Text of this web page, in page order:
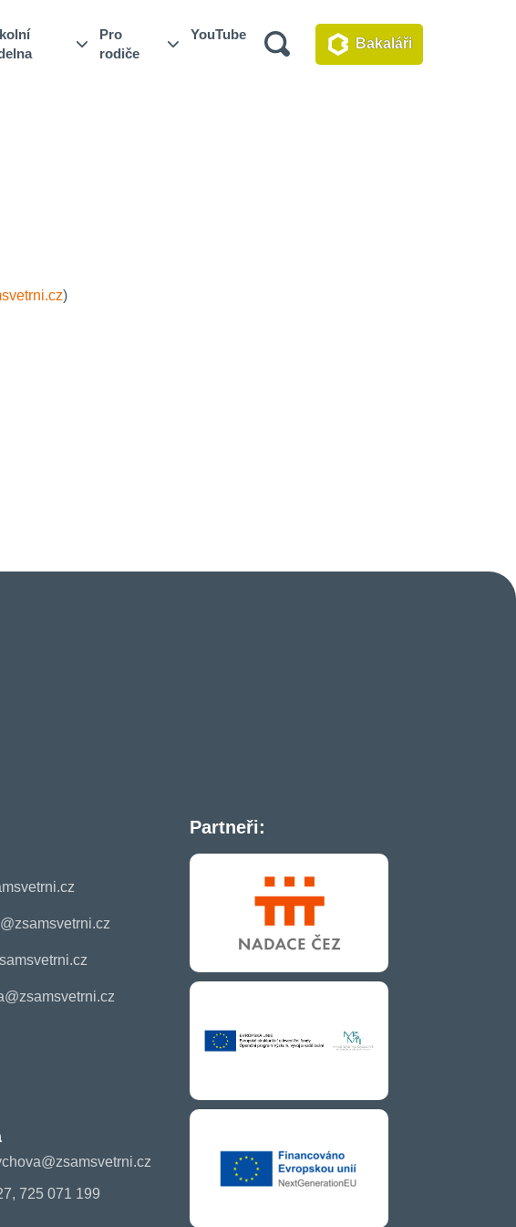
Pro
rodiče
YouTube
Bakaláři
)
725 071 199
Partneři: